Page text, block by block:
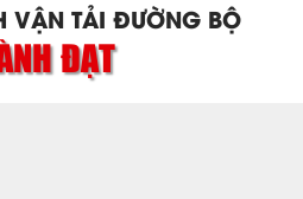
VẬN TẢI ĐƯỜNG BỘ
ĐẠT